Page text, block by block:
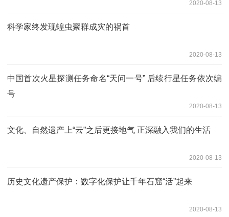
2020-08-13
科学家终发现蝗虫聚群成灾的祸首
2020-08-13
中国首次火星探测任务命名“天问一号” 后续行星任务依次编
号
2020-08-13
文化、自然遗产上“云”之后更接地气 正深融入我们的生活
2020-08-13
历史文化遗产保护：数字化保护让千年石窟“活”起来
2020-08-13